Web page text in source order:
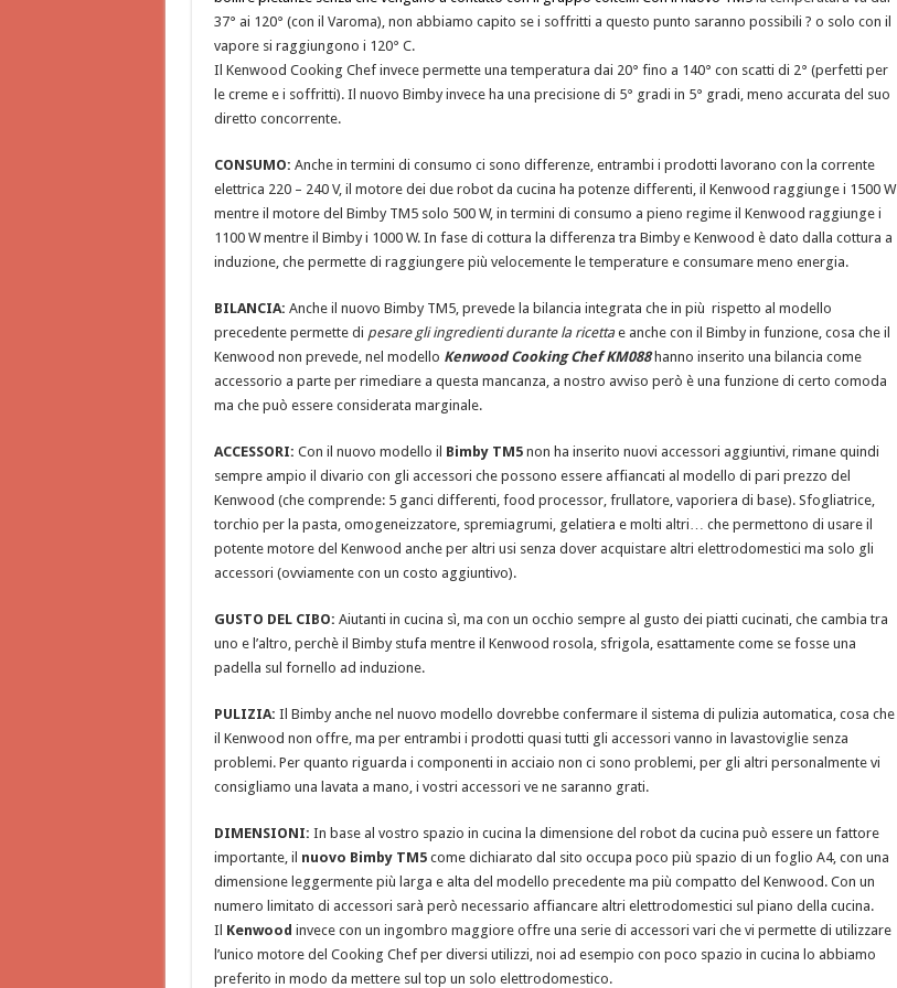
37° ai 120° (con il Varoma), non abbiamo capito se i soffritti a questo punto saranno possibili ? o solo con il
vapore si raggiungono i 120° C.
Il Kenwood Cooking Chef invece permette una temperatura dai 20° fino a 140° con scatti di 2° (perfetti per
le creme e i soffritti). Il nuovo Bimby invece ha una precisione di 5° gradi in 5° gradi, meno accurata del suo
diretto concorrente.
CONSUMO: Anche in termini di consumo ci sono differenze, entrambi i prodotti lavorano con la corrente
elettrica 220 – 240 V, il motore dei due robot da cucina ha potenze differenti, il Kenwood raggiunge i 1500 W
mentre il motore del Bimby TM5 solo 500 W, in termini di consumo a pieno regime il Kenwood raggiunge i
1100 W mentre il Bimby i 1000 W. In fase di cottura la differenza tra Bimby e Kenwood è dato dalla cottura a
induzione, che permette di raggiungere più velocemente le temperature e consumare meno energia.
BILANCIA: Anche il nuovo Bimby TM5, prevede la bilancia integrata che in più rispetto al modello
precedente permette di pesare gli ingredienti durante la ricettae anche con il Bimby in funzione, cosa che il
Kenwood non prevede, nel modello Kenwood Cooking Chef KM088hanno inserito una bilancia come
accessorio a parte per rimediare a questa mancanza, a nostro avviso però è una funzione di certo comoda
ma che può essere considerata marginale.
ACCESSORI: Con il nuovo modello il Bimby TM5non ha inserito nuovi accessori aggiuntivi, rimane quindi
sempre ampio il divario con gli accessori che possono essere affiancati al modello di pari prezzo del
Kenwood (che comprende: 5 ganci differenti, food processor, frullatore, vaporiera di base). Sfogliatrice,
torchio per la pasta, omogeneizzatore, spremiagrumi, gelatiera e molti altri… che permettono di usare il
potente motore del Kenwood anche per altri usi senza dover acquistare altri elettrodomestici ma solo gli
accessori (ovviamente con un costo aggiuntivo).
GUSTO DEL CIBO: Aiutanti in cucina sì, ma con un occhio sempre al gusto dei piatti cucinati, che cambia tra
uno e l’altro, perchè il Bimby stufa mentre il Kenwood rosola, sfrigola, esattamente come se fosse una
padella sul fornello ad induzione.
PULIZIA: Il Bimby anche nel nuovo modello dovrebbe confermare il sistema di pulizia automatica, cosa che
il Kenwood non offre, ma per entrambi i prodotti quasi tutti gli accessori vanno in lavastoviglie senza
problemi. Per quanto riguarda i componenti in acciaio non ci sono problemi, per gli altri personalmente vi
consigliamo una lavata a mano, i vostri accessori ve ne saranno grati.
DIMENSIONI: In base al vostro spazio in cucina la dimensione del robot da cucina può essere un fattore
importante, il nuovo Bimby TM5come dichiarato dal sito occupa poco più spazio di un foglio A4, con una
dimensione leggermente più larga e alta del modello precedente ma più compatto del Kenwood. Con un
numero limitato di accessori sarà però necessario affiancare altri elettrodomestici sul piano della cucina.
Il Kenwood invece con un ingombro maggiore offre una serie di accessori vari che vi permette di utilizzare
l’unico motore del Cooking Chef per diversi utilizzi, noi ad esempio con poco spazio in cucina lo abbiamo
preferito in modo da mettere sul top un solo elettrodomestico.